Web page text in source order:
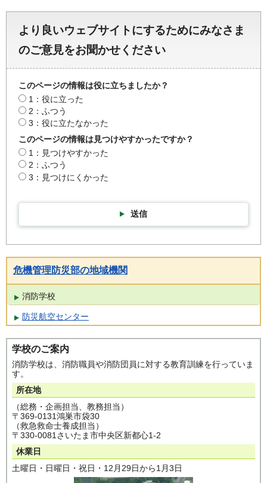
より良いウェブサイトにするためにみなさま
のご意見をお聞かせください
このページの情報は役に立ちましたか？
1：役に立った
2：ふつう
3：役に立たなかった
このページの情報は見つけやすかったですか？
1：見つけやすかった
2：ふつう
3：見つけにくかった
送信
危機管理防災部の地域機関
消防学校
防災航空センター
学校のご案内
消防学校は、消防職員や消防団員に対する教育訓練を行っていま
す。
所在地
（総務・企画担当、教務担当）
〒369-0131鴻巣市袋30
（救急救命士養成担当）
〒330-0081さいたま市中央区新都心1-2
休業日
土曜日・日曜日・祝日・12月29日から1月3日